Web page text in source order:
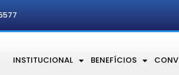
INSTITUCIONAL BENEFÍCIOS